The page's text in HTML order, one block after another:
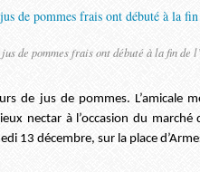
de pommes frais ont débuté à la fin de
de jus de pommes. L’amicale
nectar à l’occasion du marché
13 décembre, sur la place